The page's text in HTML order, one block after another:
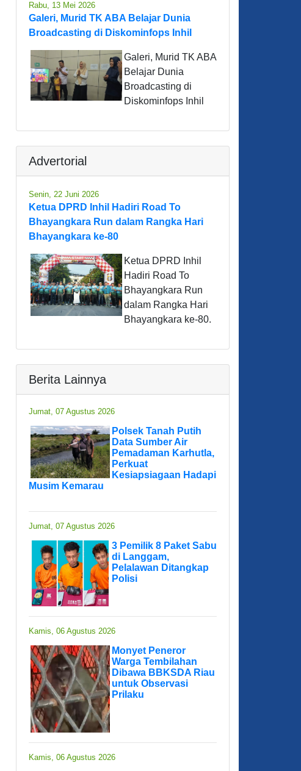
Rabu, 13 Mei 2026
Galeri, Murid TK ABA Belajar Dunia
Broadcasting di Diskominfops Inhil
Galeri, Murid TK ABA
Belajar Dunia
Broadcasting di
Diskominfops Inhil
Advertorial
Senin, 22 Juni 2026
Ketua DPRD Inhil Hadiri Road To
Bhayangkara Run dalam Rangka Hari
Bhayangkara ke-80
Ketua DPRD Inhil
Hadiri Road To
Bhayangkara Run
dalam Rangka Hari
Bhayangkara ke-80.
Berita Lainnya
Jumat, 07 Agustus 2026
Polsek Tanah Putih
Data Sumber Air
Pemadaman Karhutla,
Perkuat
Kesiapsiagaan Hadapi
Musim Kemarau
Jumat, 07 Agustus 2026
3 Pemilik 8 Paket Sabu
di Langgam,
Pelalawan Ditangkap
Polisi
Kamis, 06 Agustus 2026
Monyet Peneror
Warga Tembilahan
Dibawa BBKSDA Riau
untuk Observasi
Prilaku
Kamis, 06 Agustus 2026